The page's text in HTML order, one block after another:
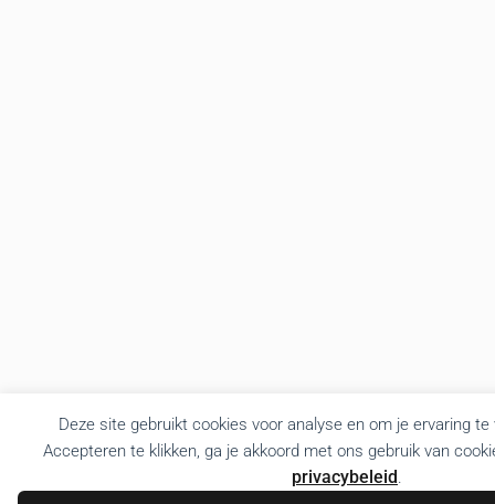
Deze site gebruikt cookies voor analyse en om je ervaring
Accepteren te klikken, ga je akkoord met ons gebruik van
privacybeleid.